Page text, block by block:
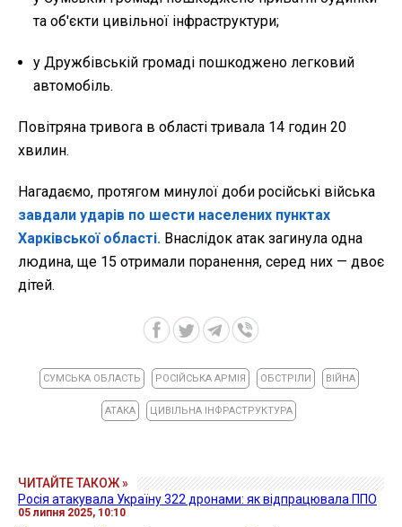
та об'єкти цивільної інфраструктури;
у Дружбівській громаді пошкоджено легковий
автомобіль.
Повітряна тривога в області тривала 14 годин 20
хвилин.
Нагадаємо, протягом минулої доби російські війська
завдали ударів по шести населених пунктах
Харківської області. Внаслідок атак загинула одна
людина, ще 15 отримали поранення, серед них — двоє
дітей.
СУМСЬКА ОБЛАСТЬ РОСІЙСЬКА АРМІЯ ОБСТРІЛИ ВІЙНА
АТАКА ЦИВІЛЬНА ІНФРАСТРУКТУРА
ЧИТАЙТЕ ТАКОЖ »
Росія атакувала Україну 322 дронами: як відпрацювала ППО
05 липня 2025, 10:10